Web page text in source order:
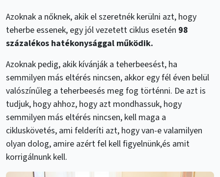
Azoknak a nőknek, akik el szeretnék kerülni azt, hogy
teherbe essenek, egy jól vezetett ciklus esetén 98
százalékos hatékonysággal működik.
Azoknak pedig, akik kívánják a teherbeesést, ha
semmilyen más eltérés nincsen, akkor egy fél éven belül
valószínűleg a teherbeesés meg fog történni. De azt is
tudjuk, hogy ahhoz, hogy azt mondhassuk, hogy
semmilyen más eltérés nincsen, kell maga a
cikluskövetés, ami felderíti azt, hogy van-e valamilyen
olyan dolog, amire azért fel kell figyelnünk,és amit
korrigálnunk kell.